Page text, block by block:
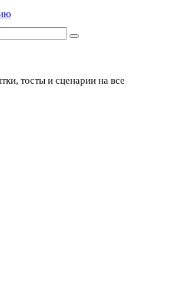
тосты и сценарии на все